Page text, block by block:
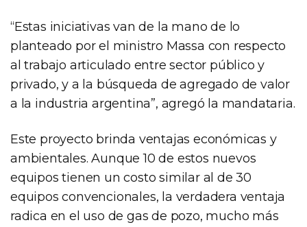
“Estas iniciativas van de la mano de lo
planteado por el ministro Massa con respecto
al trabajo articulado entre sector público y
privado, y a la búsqueda de agregado de valor
a la industria argentina”, agregó la mandataria.
Este proyecto brinda ventajas económicas y
ambientales. Aunque 10 de estos nuevos
equipos tienen un costo similar al de 30
equipos convencionales, la verdadera ventaja
radica en el uso de gas de pozo, mucho más